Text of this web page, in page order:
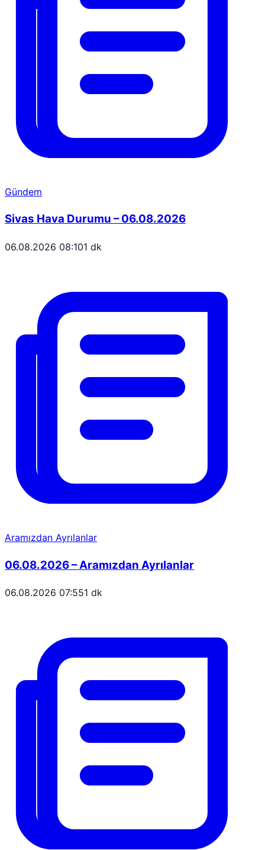
Gündem
Sivas Hava Durumu – 06.08.2026
06.08.2026 08:101 dk
Aramızdan Ayrılanlar
06.08.2026 – Aramızdan Ayrılanlar
06.08.2026 07:551 dk